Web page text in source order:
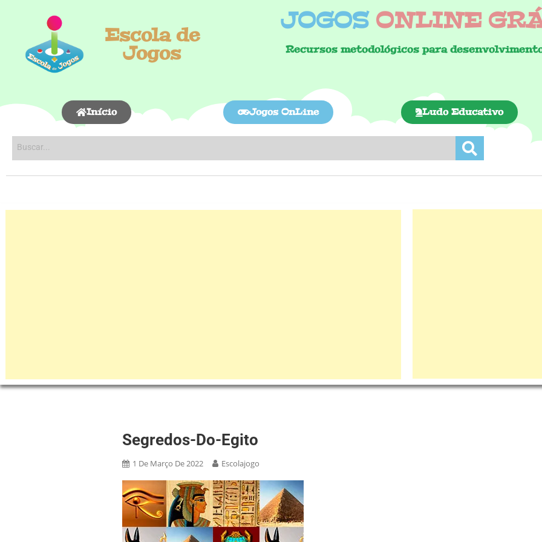
Escola de
Jogos
JOGOS ONLINE
Recursos metodológicos para
Início Jogos OnLine Ludo Educativo
Segredos-Do-Egito
1 De Março De 2022 Escolajogo